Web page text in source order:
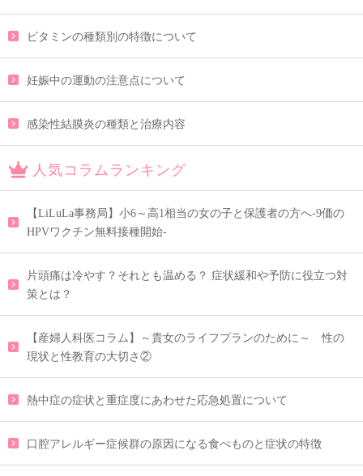
ビタミンの種類別の特徴について
妊娠中の運動の注意点について
感染性結膜炎の種類と治療内容
人気コラムランキング
【LiLuLa事務局】小6～高1相当の女の子と保護者の方へ-9価の
HPVワクチン無料接種開始-
片頭痛は冷やす？それとも温める？ 症状緩和や予防に役立つ対
策とは？
【産婦人科医コラム】～貴女のライフプランのために～ 性の
現状と性教育の大切さ②
熱中症の症状と重症度にあわせた応急処置について
口腔アレルギー症候群の原因になる食べものと症状の特徴